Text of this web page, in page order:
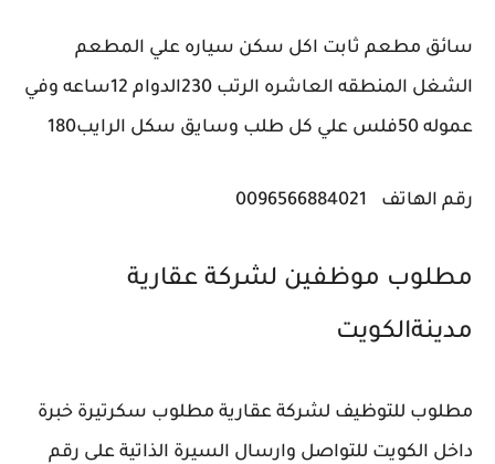
سائق مطعم ثابت اكل سكن سياره علي المطعم
الشغل المنطقه العاشره الرتب 230الدوام 12ساعه وفي
عموله 50فلس علي كل طلب وسايق سكل الرايب180
رقم الهاتف 0096566884021
مطلوب موظفين لشركة عقارية
مطلوب للتوظيف لشركة عقارية مطلوب سكرتيرة خبرة
داخل الكويت للتواصل وارسال السيرة الذاتية على رقم